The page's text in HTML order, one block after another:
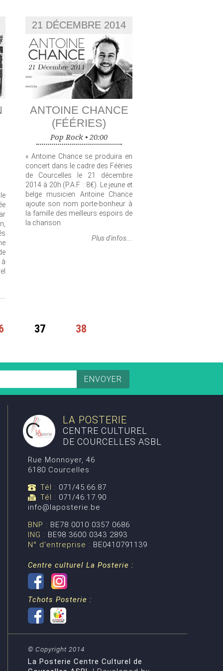
21 DÉCEMBRE 2014
ANTOINE CHANCE
(FÉÉRIES)
Pop Rock • 20:00
« Antoine Chance se produira en
concert dans le cadre des Fééries
de Courcelles le 21 décembre
2014 à 20h (P.A.F. : 8€). Le jeune et
belge musicien Antoine Chance
ajoute son nom porte-bonheur à
la famille des meilleurs espoirs de
la chanson.
Plus d'infos...
37 38
LA POSTERIE
CENTRE CULTUREL
DE COURCELLES ASBL
Rue Monnoyer, 46
6180 Courcelles
Tél : 071/45.66.87
Tél : 071/46.17.90
info@laposterie.be
BNP : BE78 0010 0357 0686
ING : BE98 3600 0343 2893
N° d'entreprise : BE0410791139
Centre culturel La Posterie :
Tchots Posterie :
© Copyright 2014
La Posterie Centre Culturel de